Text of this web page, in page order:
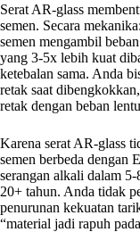
Serat AR-glass
semen. Secara
semen mengambil
yang 3-5x lebih kuat
ketebalan sama. Anda
retak saat
retak dengan beban
Karena serat AR-glass
semen berbeda dengan
serangan alkali dalam
20+ tahun. Anda tidak
penurunan kekuatan
“material jadi rapuh